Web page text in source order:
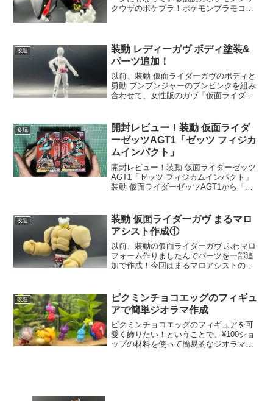
クウザのポケプラ！ポケモンプラモコレ
ルカラ...
改造
装動 レディーガヴ ボディ塗装&
パーツ追加！
以前、装動 仮面ライダーガヴのボディと
勇動 ブンブンジャーのブンピンクを組み
合わせて、女性版のガヴ「仮面ライダー
つくかパーツも追加して作成します！ま
ずはベルト！フォーム...
食玩
開封レビュー！装動 仮面ライダ
ーゼッツAGT1「ゼッツ フィジカ
ムインパクト」
開封レビュー！装動 仮面ライダーゼッツ
AGT1「ゼッツ フィジカムインパクト」
装動 仮面ライダーゼッツAGT1から「ゼ
カムインパクトA」開封！パーツ一覧！
ま...
改造
装動 仮面ライダーガヴ まるマロ
アシスト作成①
以前、装動の仮面ライダーガヴ ふわマロ
フォーム作りましたんでパーツを一部追
加で作成！今回はまるマロアシストの作
きます(^-^)がっしりした上半身にしたい
ので、素体に使う...
改造
ピクミンチョコエッグのフィギュ
アで簡単ジオラマ作成
ピクミンチョコエッグのフィギュアを可
愛く飾りたい！ということで、¥100ショ
ップの材料を使って簡易的なジオラマを